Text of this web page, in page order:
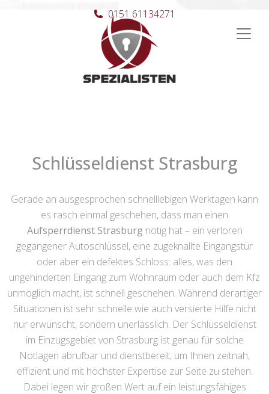
Hauptnavigation
0151 61134271
Schlüsseldienst Strasburg
Gerade an ausgesprochen schnelllebigen Werktagen kann
es rasch einmal geschehen, dass man einen
Aufsperrdienst Strasburg nötig hat – ein verloren
gegangener Autoschlüssel, eine zugeknallte Eingangstür
oder aber ein defektes Schloss: alles, was den
ungehinderten Eingang zum Wohnraum oder auch dem Kfz
unmöglich macht, ist schnell geschehen. Während derartiger
Situationen ist sehr schnelle wie auch versierte Hilfe nicht
nur erwünscht, sondern unerlässlich. Der Schlüsseldienst
im Einzugsgebiet von Strasburg ist genau für solche
Notlagen abrufbar und dienstbereit, um Ihnen zeitnah,
effizient und mit höchster Expertise zur Seite zu stehen.
Dabei legen wir großen Wert auf ein leistungsfähiges